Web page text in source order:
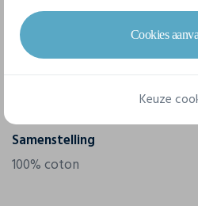
Referentie
M198
Gram/m²
Samenstelling
100% coton
Cookies
Keuze